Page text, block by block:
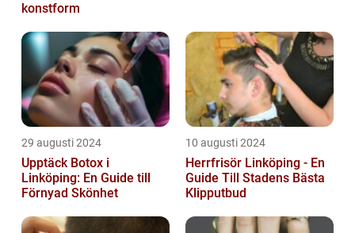
konstform
29 augusti 2024
Upptäck Botox i
Linköping: En Guide till
Förnyad Skönhet
10 augusti 2024
Herrfrisör Linköping - En
Guide Till Stadens Bästa
Klipputbud